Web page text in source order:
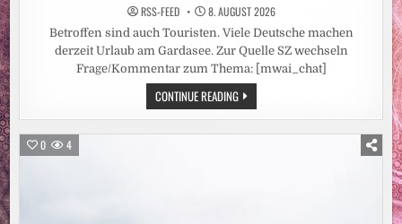
RSS-FEED 8. AUGUST 2026
Betroffen sind auch Touristen. Viele Deutsche machen
derzeit Urlaub am Gardasee. Zur Quelle SZ wechseln
Frage/Kommentar zum Thema: [mwai_chat]
CONTINUE READINGITALIEN:
WALDBRAND
AM
0 4